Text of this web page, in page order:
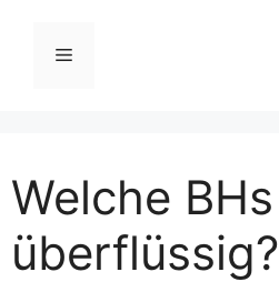
springen
Menü
Welche
überflüssig?